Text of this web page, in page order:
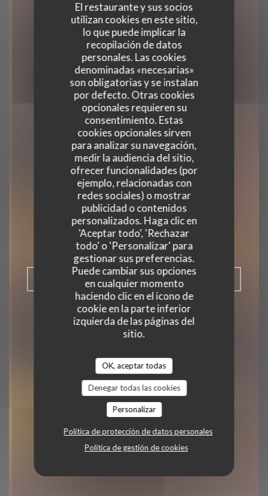
El restaurante y sus socios
utilizan cookies en este sitio,
lo que puede implicar la
recopilación de datos
personales. Las cookies
denominadas «necesarias»
son obligatorias y se instalan
por defecto. Otras cookies
opcionales requieren su
consentimiento. Estas
cookies opcionales sirven
para analizar su navegación,
medir la audiencia del sitio,
ofrecer funcionalidades (por
ejemplo, relacionadas con
redes sociales) o mostrar
publicidad o contenidos
personalizados. Haga clic en
'Aceptar todo', 'Rechazar
todo' o 'Personalizar' para
gestionar sus preferencias.
Puede cambiar sus opciones
en cualquier momento
haciendo clic en el icono de
cookie en la parte inferior
izquierda de las páginas del
sitio.
OK, aceptar todas
Denegar todas las cookies
Personalizar
Política de protección de datos personales
Política de gestión de cookies
L'essentiel bistrot
parisien
RESTAURANTE CERVECERÍA
HAGUENAU
RESERVAR UNA MESA